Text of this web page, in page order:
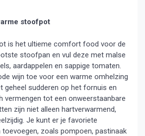
stoofpot
is het ultieme comfort food voor de
stoofpan en vul deze met malse
aardappelen en sappige tomaten.
wijn toe voor een warme omhelzing
geheel sudderen op het fornuis en
vermengen tot een onweerstaanbare
zijn niet alleen hartverwarmend,
Je kunt er je favoriete
zoals pompoen, pastinaak